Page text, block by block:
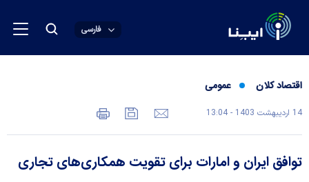
فارسی
اقتصاد کلان عمومی
14 ارديبهشت 1403 - 13:04
توافق ایران و امارات برای تقویت همکاری‌های تجاری